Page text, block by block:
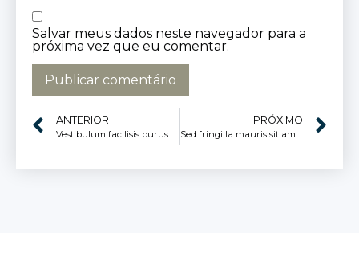
Salvar meus dados neste navegador para a
próxima vez que eu comentar.
ANTERIOR PRÓXIMO